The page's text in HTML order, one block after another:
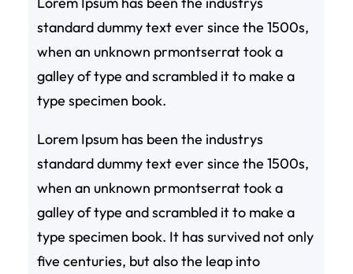
standard dummy text ever since the 1500s,
when an unknown prmontserrat took a
galley of type and scrambled it to make a
type specimen book.
Lorem Ipsum has been the industrys
standard dummy text ever since the 1500s,
when an unknown prmontserrat took a
galley of type and scrambled it to make a
type specimen book. It has survived not only
five centuries, but also the leap into